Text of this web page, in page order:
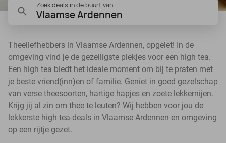
Zoek deals in de buurt van
Vlaamse Ardennen
Theeliefhebbers in Vlaamse Ardennen, opgelet! In de
omgeving vind je de gezelligste plekjes voor een high tea.
Een high tea biedt het ideale moment om bij te praten met
je beste vriend(inn)en of familie. Geniet in goed gezelschap
van verse theesoorten, hartige hapjes en zoete lekkernijen.
Krijg jij al zin om thee te leuten? Wij hebben voor jou de
lekkerste high tea-deals in Vlaamse Ardennen en omgeving
op een rijtje gezet.